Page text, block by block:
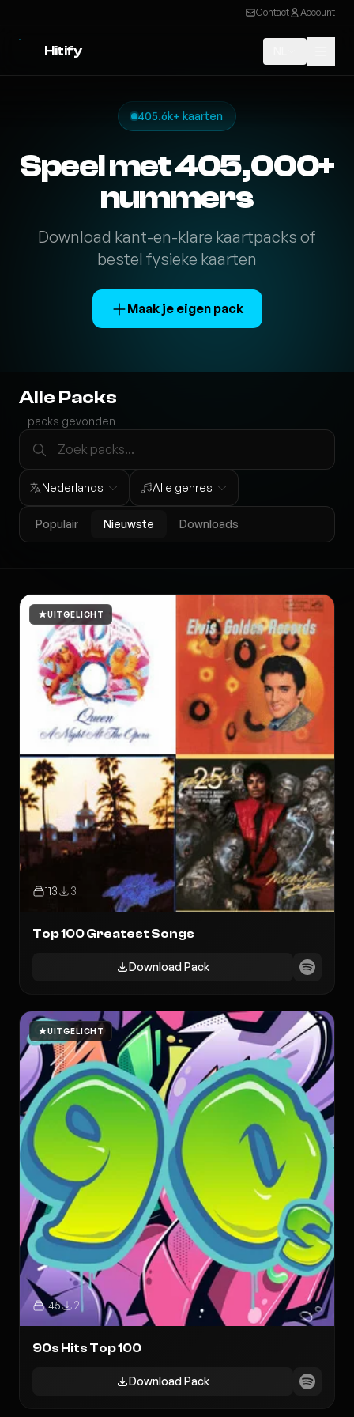
Contact Account
Hitify
405.6k+ kaarten
Speel met 405,000+
nummers
Download kant-en-klare kaartpacks of
bestel fysieke kaarten
Maak je eigen pack
Alle Packs
11 packs gevonden
Nederlands Alle genres
Populair Nieuwste Downloads
UITGELICHT
113 3
Top 100 Greatest Songs
Download Pack
UITGELICHT
145 2
90s Hits Top 100
Download Pack